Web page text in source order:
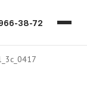
38-72